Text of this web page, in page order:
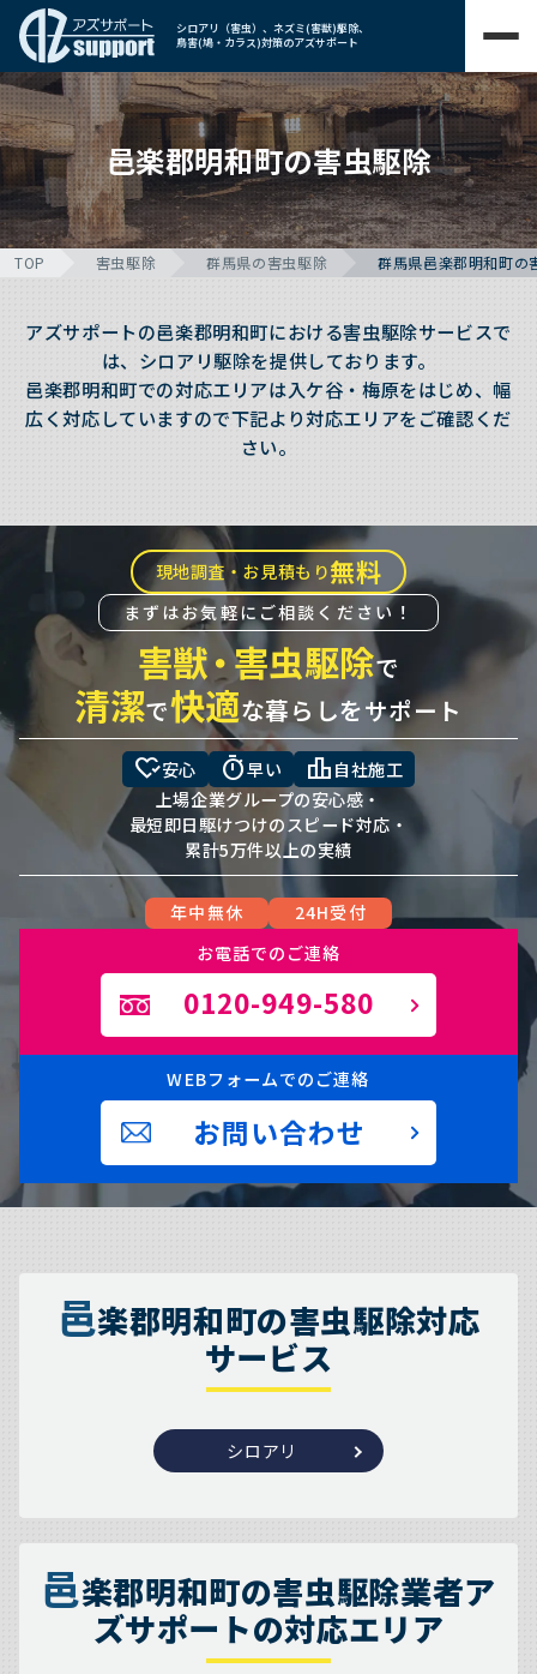
シロアリ（害虫）、ネズミ(害獣)駆除、
鳥害(鳩・カラス)対策のアズサポート
邑楽郡明和町の害虫駆除
TOP 害虫駆除 群馬県の害虫駆除 群馬県邑楽郡明和町の
アズサポートの邑楽郡明和町における害虫駆除サービスで
は、シロアリ駆除を提供しております。
邑楽郡明和町での対応エリアは入ケ谷・梅原をはじめ、幅
広く対応していますので下記より対応エリアをご確認くだ
さい。
現地調査・お見積もり無料
まずはお気軽にご相談ください！
害獣・害虫駆除で
清潔で快適な暮らしをサポート
heart_check安心 timer早い leaderboard 自社施工
上場企業グループの安心感・
最短即日駆けつけのスピード対応・
累計5万件以上の実績
年中無休
24H受付
お電話でのご連絡
0120-949-580
WEBフォームでのご連絡
お問い合わせ
邑楽郡明和町の害虫駆除対応
サービス
シロアリ
邑楽郡明和町の害虫駆除業者ア
ズサポートの対応エリア